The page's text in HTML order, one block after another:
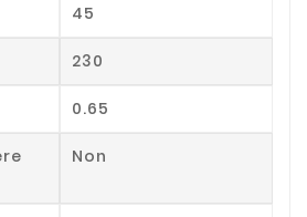
45
230
0.65
Non